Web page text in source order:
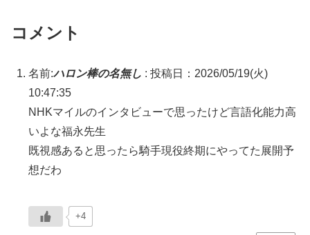
コメント
名前:ハロン棒の名無し : 投稿日：2026/05/19(火)
10:47:35
NHKマイルのインタビューで思ったけど言語化能力高
いよな福永先生
既視感あると思ったら騎手現役終期にやってた展開予
想だわ
+4